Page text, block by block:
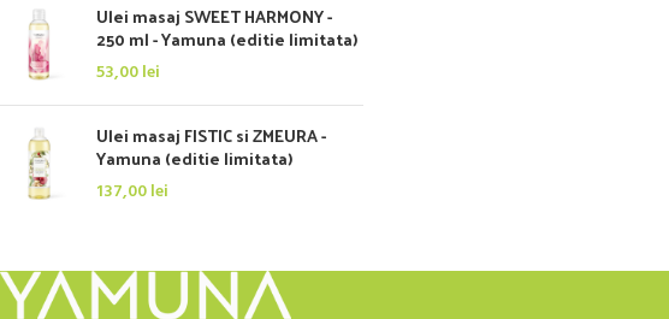
Ulei masaj SWEET HARMONY -
250 ml - Yamuna (editie limitata)
53,00lei
Ulei masaj FISTIC si ZMEURA -
Yamuna (editie limitata)
137,00lei